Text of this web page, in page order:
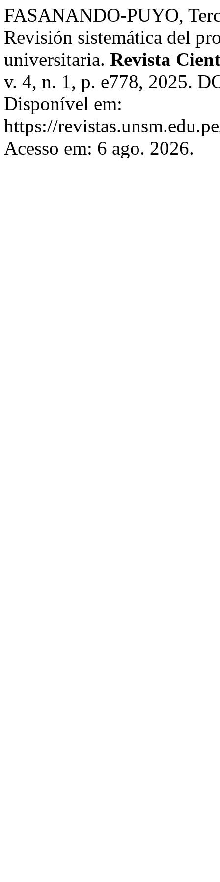
FASANANDO-PUYO,
Revisión sistemática del
universitaria. Revista
v. 4, n. 1, p. e778, 2025.
Disponível em:
https://
Acesso em: 6 ago. 2026.